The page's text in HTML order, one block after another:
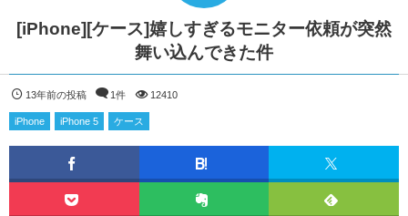
[iPhone][ケース]嬉しすぎるモニター依頼が突然
舞い込んできた件
13年前の投稿 1件 12410
iPhone iPhone 5 ケース